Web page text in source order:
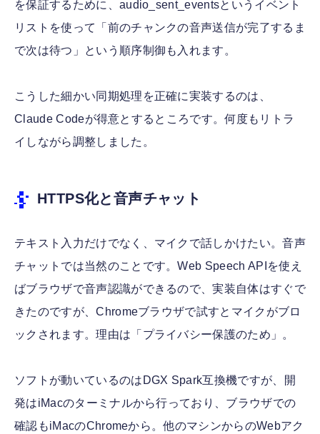
を保証するために、audio_sent_eventsというイベント
リストを使って「前のチャンクの音声送信が完了するま
で次は待つ」という順序制御も入れます。
こうした細かい同期処理を正確に実装するのは、
Claude Codeが得意とするところです。何度もリトラ
イしながら調整しました。
HTTPS化と音声チャット
テキスト入力だけでなく、マイクで話しかけたい。音声
チャットでは当然のことです。Web Speech APIを使え
ばブラウザで音声認識ができるので、実装自体はすぐで
きたのですが、Chromeブラウザで試すとマイクがブロ
ックされます。理由は「プライバシー保護のため」。
ソフトが動いているのはDGX Spark互換機ですが、開
発はiMacのターミナルから行っており、ブラウザでの
確認もiMacのChromeから。他のマシンからのWebアク